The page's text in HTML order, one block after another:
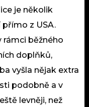
je několik
z USA.
běžného
doplňků,
vyšla nějak extra
podobně a v
levněji, než